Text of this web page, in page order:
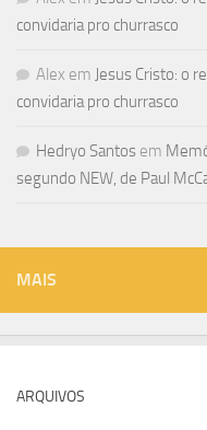
convidaria pro churrasco
Alex em Jesus Cristo: o
convidaria pro churrasco
Hedryo Santos em
segundo NEW, de Paul
MAIS
ARQUIVOS